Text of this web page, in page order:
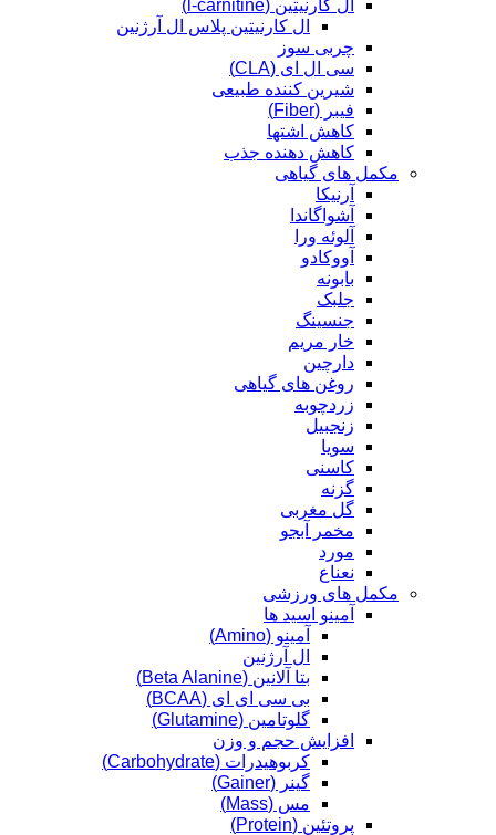
ال کارنیتین (l-carnitine)
ال کارنیتین پلاس ال آرژنین
چربی سوز
سی ال ای (CLA)
شیرین کننده طبیعی
فیبر (Fiber)
کاهش اشتها
کاهش دهنده جذب
مکمل های گیاهی
آرنیکا
آشواگاندا
آلوئه ورا
آووکادو
بابونه
جلبک
جنسینگ
خار مریم
دارچین
روغن های گیاهی
زردچوبه
زنجبیل
سویا
کاسنی
گزنه
گل مغربی
مخمر آبجو
مورد
نعناع
مکمل های ورزشی
آمینو اسید ها
آمینو (Amino)
ال آرژنین
بتا آلانین (Beta Alanine)
بی سی ای ای (BCAA)
گلوتامین (Glutamine)
افزایش حجم و وزن
کربوهیدرات (Carbohydrate)
گینر (Gainer)
مس (Mass)
پروتئین (Protein)